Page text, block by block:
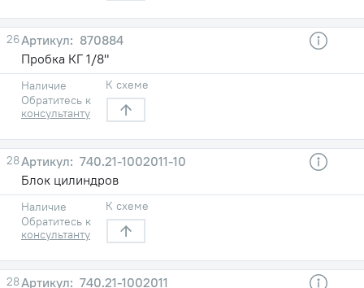
26
870884
Пробка КГ 1/8"
Наличие
Обратитесь к
консультанту
К схеме
28
740.21-1002011-10
Блок цилиндров
Наличие
Обратитесь к
консультанту
К схеме
28
740.21-1002011